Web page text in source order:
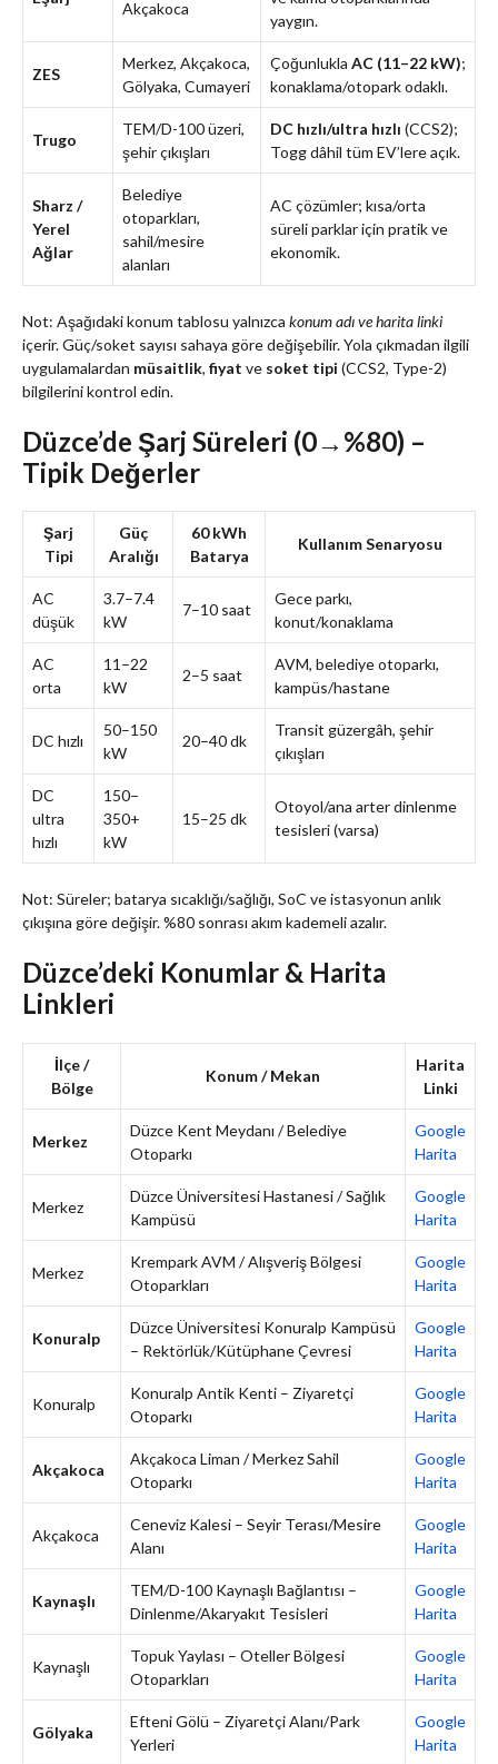
Akçakoca
yaygın.
ZES
Merkez, Akçakoca,
Gölyaka, Cumayeri
Çoğunlukla AC (11–22 kW);
konaklama/otopark odaklı.
Trugo
TEM/D-100 üzeri,
şehir çıkışları
DC hızlı/ultra hızlı (CCS2);
Togg dâhil tüm EV’lere açık.
Sharz /
Yerel
Ağlar
Belediye
otoparkları,
sahil/mesire
alanları
AC çözümler; kısa/orta
süreli parklar için pratik ve
ekonomik.
Not: Aşağıdaki konum tablosu yalnızca konum adı ve harita linki
içerir. Güç/soket sayısı sahaya göre değişebilir. Yola çıkmadan ilgili
uygulamalardan müsaitlik, fiyat ve soket tipi (CCS2, Type-2)
bilgilerini kontrol edin.
Düzce’de Şarj Süreleri (0→%80) –
Tipik Değerler
Şarj
Tipi
Güç
Aralığı
60 kWh
Batarya
Kullanım Senaryosu
AC
düşük
3.7–7.4
kW
7–10 saat
Gece parkı,
konut/konaklama
AC
orta
11–22
kW
2–5 saat
AVM, belediye otoparkı,
kampüs/hastane
DC hızlı
50–150
kW
20–40 dk
Transit güzergâh, şehir
çıkışları
DC
ultra
hızlı
150–
350+
kW
15–25 dk
Otoyol/ana arter dinlenme
tesisleri (varsa)
Not: Süreler; batarya sıcaklığı/sağlığı, SoC ve istasyonun anlık
çıkışına göre değişir. %80 sonrası akım kademeli azalır.
Düzce’deki Konumlar & Harita
Linkleri
İlçe /
Bölge
Konum / Mekan
Harita
Linki
Merkez
Düzce Kent Meydanı / Belediye
Otoparkı
Google
Harita
Merkez
Düzce Üniversitesi Hastanesi / Sağlık
Kampüsü
Google
Harita
Merkez
Krempark AVM / Alışveriş Bölgesi
Otoparkları
Google
Harita
Konuralp
Düzce Üniversitesi Konuralp Kampüsü
– Rektörlük/Kütüphane Çevresi
Google
Harita
Konuralp
Konuralp Antik Kenti – Ziyaretçi
Otoparkı
Google
Harita
Akçakoca
Akçakoca Liman / Merkez Sahil
Otoparkı
Google
Harita
Akçakoca
Ceneviz Kalesi – Seyir Terası/Mesire
Alanı
Google
Harita
Kaynaşlı
TEM/D-100 Kaynaşlı Bağlantısı –
Dinlenme/Akaryakıt Tesisleri
Google
Harita
Kaynaşlı
Topuk Yaylası – Oteller Bölgesi
Otoparkları
Google
Harita
Gölyaka
Efteni Gölü – Ziyaretçi Alanı/Park
Yerleri
Google
Harita